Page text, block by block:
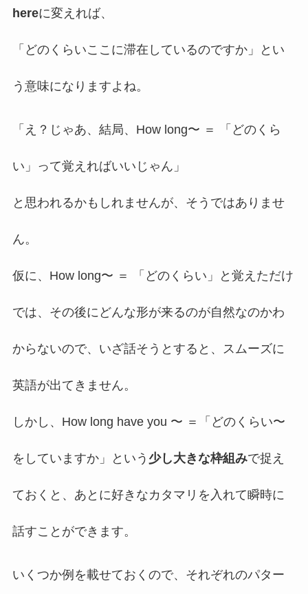
hereに変えれば、
「どのくらいここに滞在しているのですか」とい
う意味になりますよね。
「え？じゃあ、結局、How long〜 ＝ 「どのくら
い」って覚えればいいじゃん」
と思われるかもしれませんが、そうではありませ
ん。
仮に、 How long〜 ＝ 「どのくらい」と覚えただけ
では、その後にどんな形が来るのが自然なのかわ
からないので、いざ話そうとすると、スムーズに
英語が出てきません。
しかし、How long have you 〜 ＝「どのくらい〜
をしていますか」という 少し大きな枠組みで捉え
ておくと、あとに好きなカタマリを入れて瞬時に
話すことができます。
いくつか例を載せておくので、それぞれのパター